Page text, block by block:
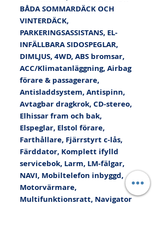
BÅDA SOMMARDÄCK OCH
VINTERDÄCK,
PARKERINGSASSISTANS, EL-
INFÄLLBARA SIDOSPEGLAR,
DIMLJUS, 4WD, ABS bromsar,
ACC/Klimatanläggning, Airbag
förare & passagerare,
Antisladdsystem, Antispinn,
Avtagbar dragkrok, CD-stereo,
Elhissar fram och bak,
Elspeglar, Elstol förare,
Farthållare, Fjärrstyrt c-lås,
Färddator, Komplett ifylld
servicebok, Larm, LM-fälgar,
NAVI, Mobiltelefon inbyggd,
Motorvärmare,
Multifunktionsratt, Navigator